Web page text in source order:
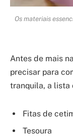
Os materiais
Antes de mais
precisar para
tranquila, a lista
Fitas de
Tesoura